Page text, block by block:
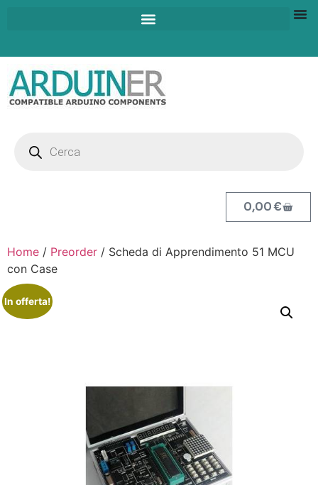
0,00€
Home / Preorder / Scheda di Apprendimento 51 MCU
con Case
In offerta!